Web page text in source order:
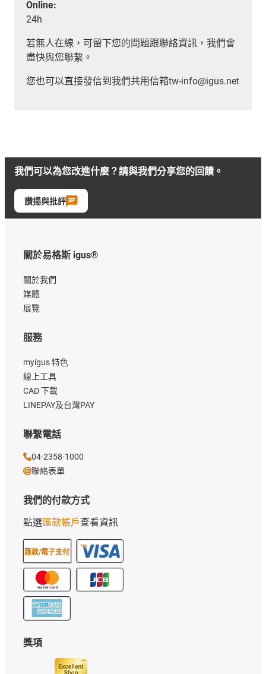
Online:
24h
若無人在線，可留下您的問題跟聯絡資訊，我們會
盡快與您聯繫。
您也可以直接發信到我們共用信箱tw-info@igus.net
我們可以為您改進什麼？請與我們分享您的回饋。
讚揚與批評
關於易格斯 igus®
關於我們
媒體
展覽
我們的付款方式
點選匯款帳戶查看資訊
匯款/電子支付
服務
myigus 特色
線上工具
CAD 下載
LINEPAY及台灣PAY
獎項
聯繫電話
04-2358-1000
聯絡表單